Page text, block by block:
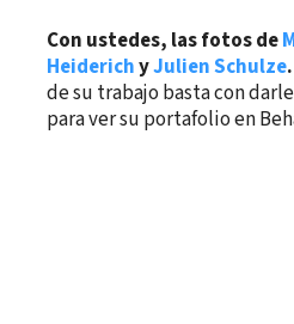
Con ustedes, las fotos de
HeiderichyJulien Schulze.
de su trabajo basta con
para ver su portafolio en